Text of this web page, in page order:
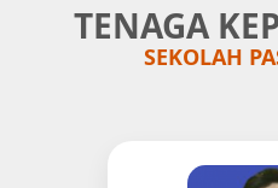
TENAGA
SEKOLAH